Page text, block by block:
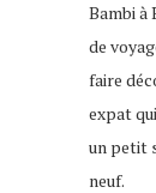
Bambi à
de
faire
expat
un petit
neuf.